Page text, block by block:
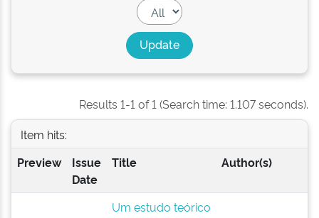
Results 1-1 of 1 (Search time: 1.107 seconds).
Item hits:
Preview
Issue
Date
Title Author(s)
Um estudo teórico